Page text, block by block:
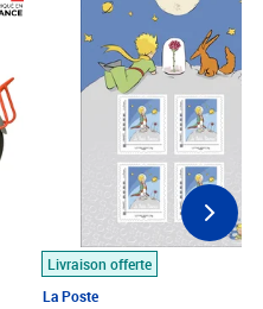
Livraison offerte
La Poste